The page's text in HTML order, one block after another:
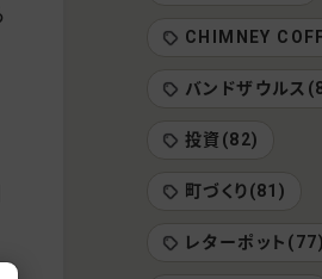
CHIMNEY
バンドザウルス
投資(82)
町づくり(81)
レターポット(77)